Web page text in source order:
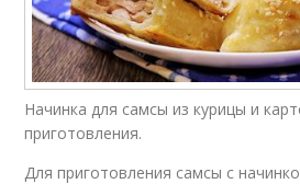
Начинка для самсы из курицы и
приготовления.
Для приготовления самсы с